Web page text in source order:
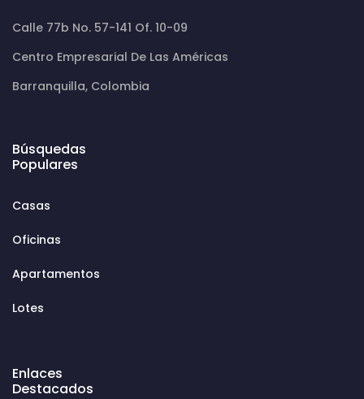
Calle 77b No. 57-141 Of. 10-09
Centro Empresarial De Las Américas
Barranquilla, Colombia
Búsquedas
Populares
Casas
Oficinas
Apartamentos
Lotes
Enlaces
Destacados